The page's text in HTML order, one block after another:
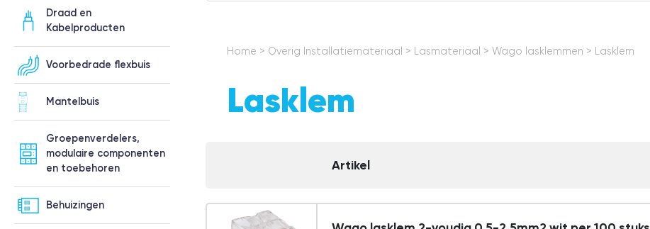
Draad en
Kabelproducten
Voorbedrade flexbuis
Mantelbuis
Groepenverdelers,
modulaire componenten
en toebehoren
Behuizingen
Home > Overig Installatiemateriaal > Lasmateriaal > Wago lasklemmen > Lasklem
Lasklem
Artikel